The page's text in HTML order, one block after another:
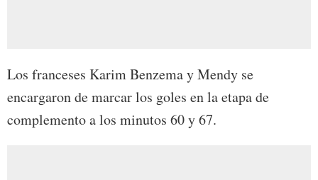
Los franceses Karim Benzema y Mendy se
encargaron de marcar los goles en la etapa de
complemento a los minutos 60 y 67.